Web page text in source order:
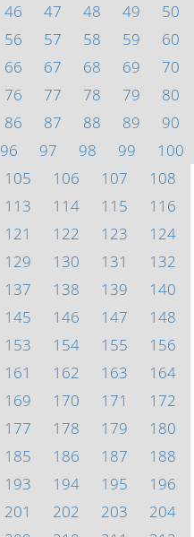
46 47 48 49
50
56 57 58 59
60
66 67 68 69
70
76 77 78 79
80
86 87 88 89
90
96 97 98 99
100
105 106 107
108
113 114 115
116
121 122 123
124
129 130 131
132
137 138 139
140
145 146 147
148
153 154 155
156
161 162 163
164
169 170 171
172
177 178 179
180
185 186 187
188
193 194 195
196
201 202 203
204